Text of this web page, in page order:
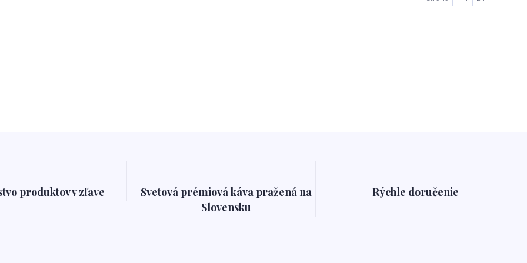
produktov v zľave
Svetová prémiová káva pražená na
Slovensku
Rýchle doručenie